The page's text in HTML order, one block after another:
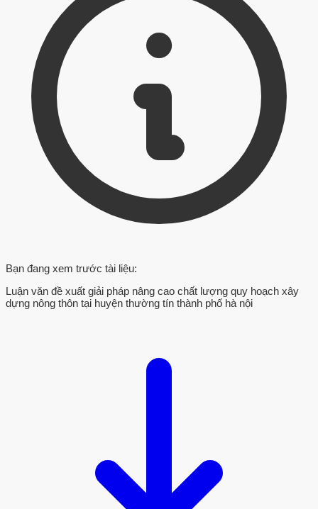
Bạn đang xem trước tài liệu:
Luận văn đề xuất giải pháp nâng cao chất lượng quy hoạch xây
dựng nông thôn tại huyện thường tín thành phố hà nội